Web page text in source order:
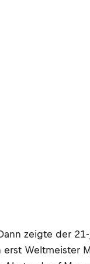
zeigte der
Weltmeister